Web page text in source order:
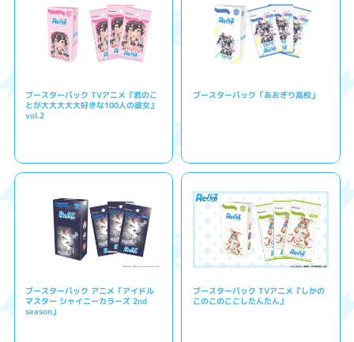
ブースターパック TVアニメ『君のこ
とが大大大大大好きな100人の彼女』
vol.2
ブースターパック「あおぎり高校」
ブースターパック アニメ「アイドル
マスター シャイニーカラーズ 2nd
season」
ブースターパック TVアニメ『しかの
このこのここしたんたん』